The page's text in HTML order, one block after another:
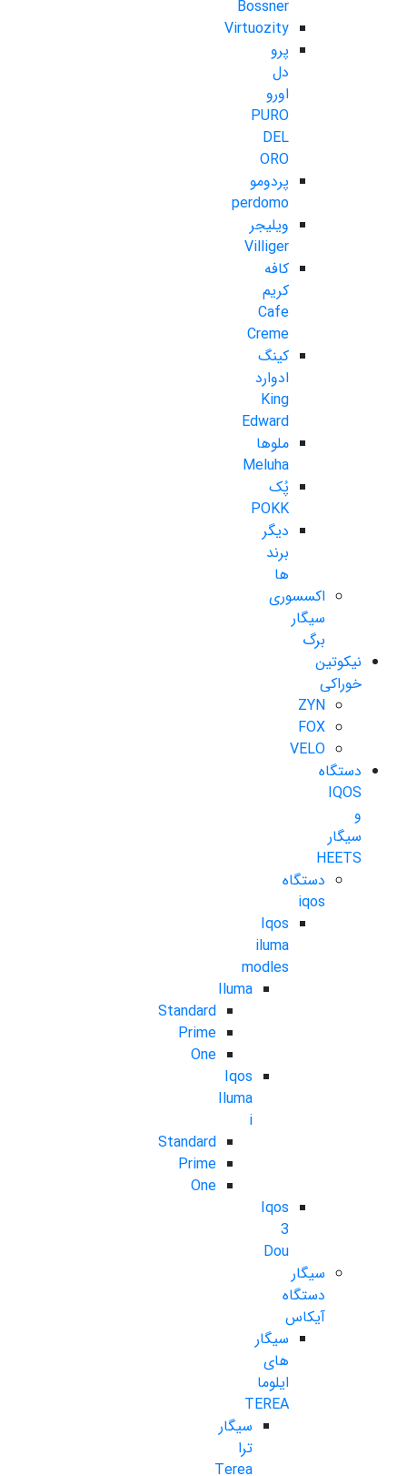
Bossner
Virtuozity
پرو
دل
اورو
PURO
DEL
ORO
پردومو
perdomo
ویلیجر
Villiger
کافه
کریم
Cafe
Creme
کینگ
ادوارد
King
Edward
ملوها
Meluha
پُک
POKK
دیگر
برند
ها
اکسسوری
سیگار
برگ
نیکوتین
خوراکی
ZYN
FOX
VELO
دستگاه
IQOS
و
سیگار
HEETS
دستگاه
iqos
Iqos
iluma
modles
Iluma
Standard
Prime
One
Iqos
Iluma
i
Standard
Prime
One
Iqos
3
Dou
سیگار
دستگاه
آیکاس
سیگار
های
ایلوما
TEREA
سیگار
ترا
Terea